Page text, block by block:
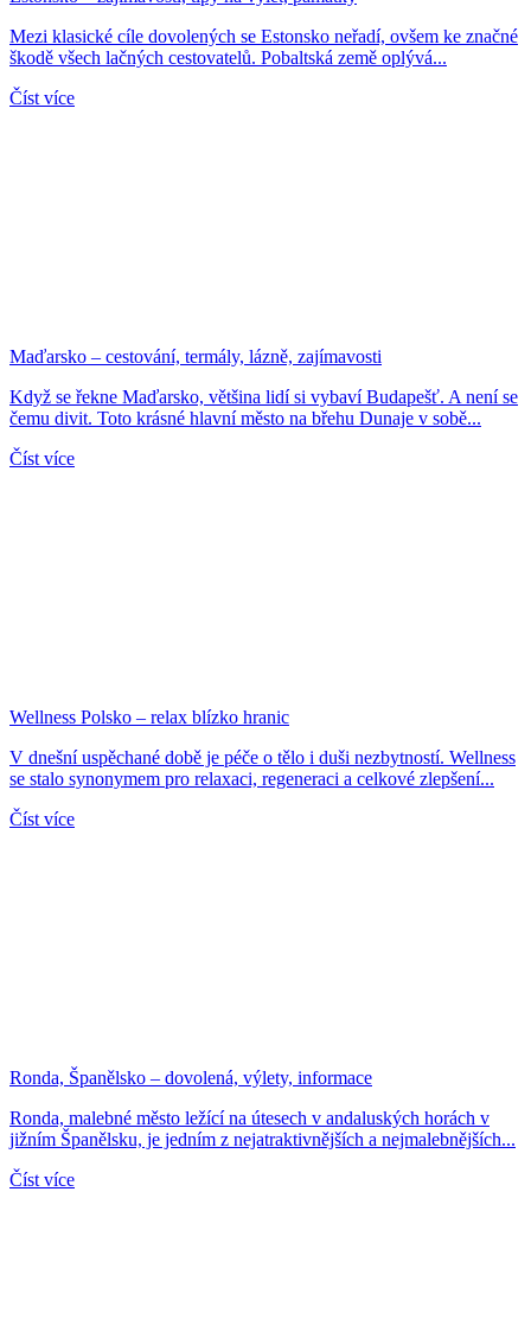
Mezi klasické cíle dovolených se Estonsko neřadí, ovšem ke značné
škodě všech lačných cestovatelů. Pobaltská země oplývá...
Číst více
Maďarsko – cestování, termály, lázně, zajímavosti
Když se řekne Maďarsko, většina lidí si vybaví Budapešť. A není se
čemu divit. Toto krásné hlavní město na břehu Dunaje v sobě...
Číst více
Wellness Polsko – relax blízko hranic
V dnešní uspěchané době je péče o tělo i duši nezbytností. Wellness
se stalo synonymem pro relaxaci, regeneraci a celkové zlepšení...
Číst více
Ronda, Španělsko – dovolená, výlety, informace
Ronda, malebné město ležící na útesech v andaluských horách v
jižním Španělsku, je jedním z nejatraktivnějších a nejmalebnějších...
Číst více